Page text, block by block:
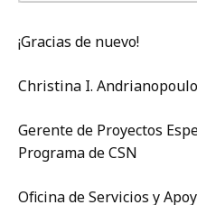
¡Gracias de nuevo!
Christina I.
Gerente de Proyectos
Programa de CSN
Oficina de Servicios y